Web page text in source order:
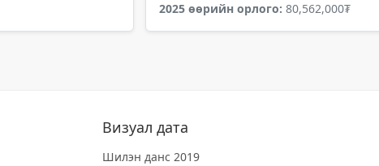
2025 өөрийн орлого: 80,562,000₮
Визуал дата
Шилэн данс 2019